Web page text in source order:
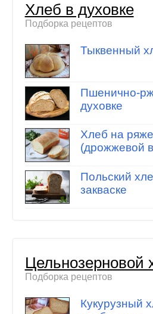
Хлеб в духовке
Подборка рецептов
Тыквенный
Пшенично-
духовке
Хлеб на
(дрожжевой
Польский
закваске
Цельнозерновой
Подборка рецептов
Кукурузный